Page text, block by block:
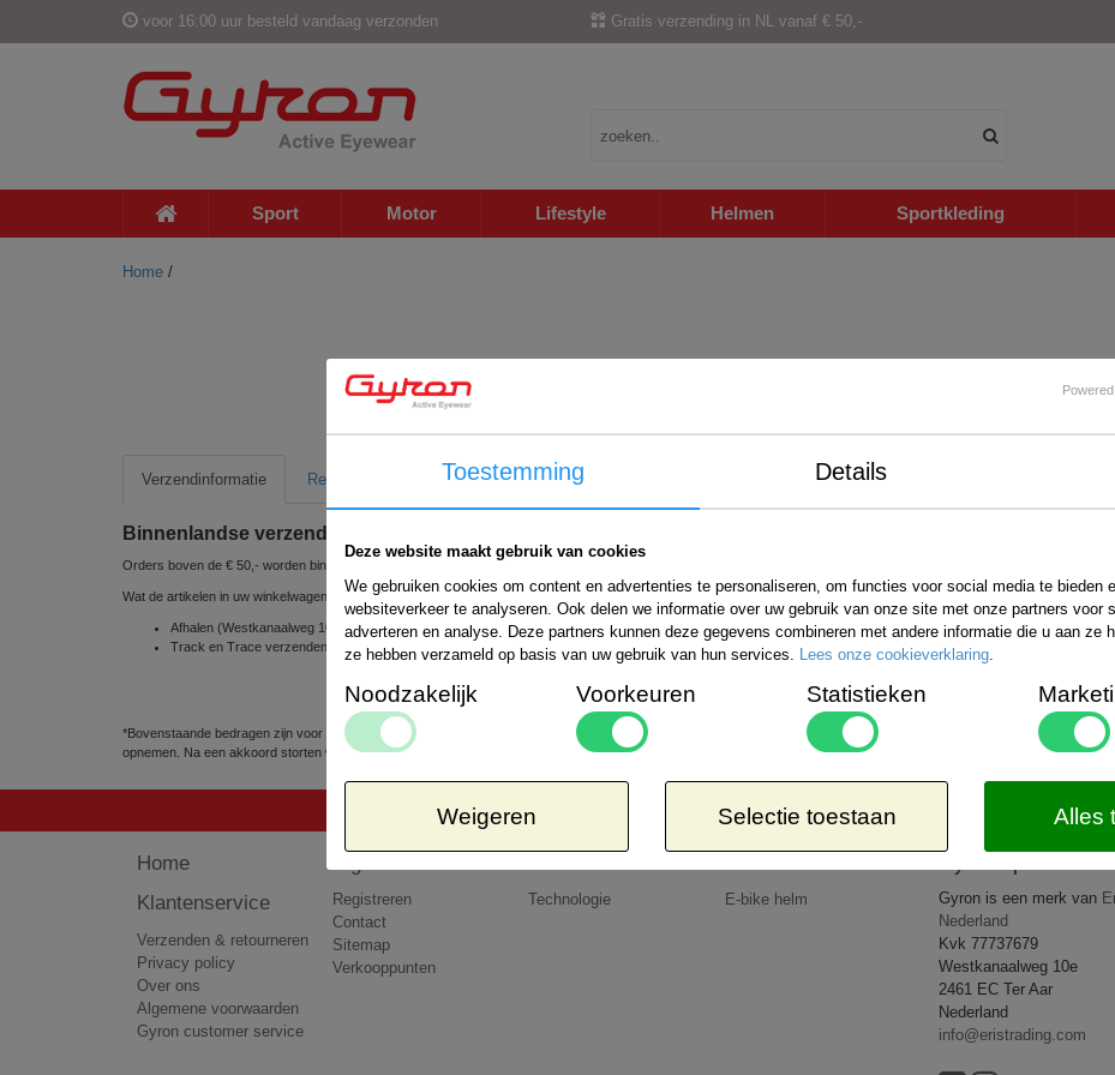
voor 16:00 uur besteld vandaag verzonden Gratis verzending in NL vanaf € 50,-
Sport Motor Lifestyle Helmen Sportkleding
Home /
Verzendinformatie Retour informatie
Binnenlandse verzending
Orders boven de € 50,- worden binnen Nederland gratis verzonden
Wat de artikelen in uw winkelwagen betreft, kunt u uit de volgende verzendmogelijkheden binnen Nederland kiezen:
Afhalen (Westkanaalweg 10e, 2461 EC Ter Aar, Nederland) => Kosteloos
Track en Trace verzenden via POSTNL 1 á 2 werkdagen => € 8,50*
Bestelling verzenden wij wereldwijd. De kosten
uitgebreide informatie kunt u kijken op de
Aangetekend
-EUR 1 => € 21,65*
-EUR 2 => € 26,65*
-WERELD => € 35,95*
*Bovenstaande bedragen zijn voor pakketten tot 5kg. Het kan voorkomen dat de door u bestelde goederen lichter zijn dan 5kg of op een goedkopere wijze verzonden
opnemen. Na een akkoord storten wij het teveel betaalde bedrag terug op uw rekening.
All rights reserved2026 © www.gyronsport.nl
Home
Klantenservice
Verzenden & retourneren
Privacy policy
Over ons
Algemene voorwaarden
Gyron customer service
Registreren
Contact
Sitemap
Verkooppunten
Technologie E-bike helm Gyron is een merk van
Nederland
Kvk 77737679
Westkanaalweg 10e
2461 EC Ter Aar
Nederland
info@eristrading.com
Toestemming Details
Deze website maakt gebruik van cookies
We gebruiken cookies om content en advertenties te personaliseren, om functies voor social media te bieden
websiteverkeer te analyseren. Ook delen we informatie over uw gebruik van onze site met onze partners voor
adverteren en analyse. Deze partners kunnen deze gegevens combineren met andere informatie die u aan ze
ze hebben verzameld op basis van uw gebruik van hun services. Lees onze cookieverklaring.
Noodzakelijk Voorkeuren Statistieken
Weigeren Selectie toestaan Alles